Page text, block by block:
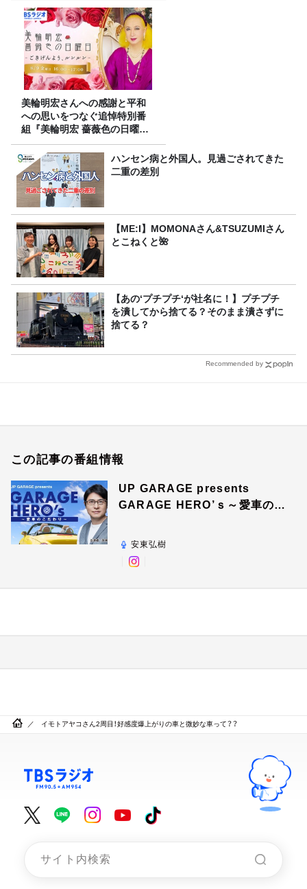
美輪明宏さんへの感謝と平和
への思いをつなぐ追悼特別番
組『美輪明宏 薔薇色の日曜日
～ごきげんよう、ルンルン
～』8/9（日）16時放送ハンセン病と外国人。見過ごされてきた
二重の差別
【ME:I】MOMONAさん&TSUZUMIさん
とこねくと🌺
【あの‘プチプチ‘が社名に！】プチプチ
を潰してから捨てる？そのまま潰さずに
捨てる？
Recommended by
この記事の番組情報
UP GARAGE presents
GARAGE HERO’ｓ～愛車のこ
安東弘樹
イモトアヤコさん2周目！好感度爆上がりの車と微妙な車って？？